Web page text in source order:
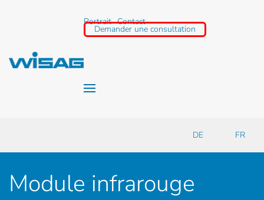
Accéder au contenu principal
Portrait Contact
Demander une consultation
DE FR
Module infrarouge